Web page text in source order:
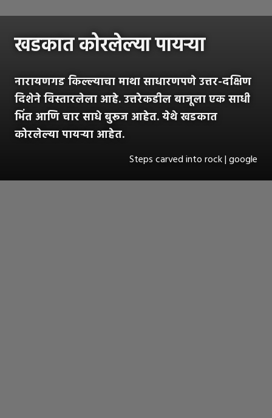
खडकात कोरलेल्या पायऱ्या
नारायणगड किल्ल्याचा माथा साधारणपणे उत्तर-दक्षिण
दिशेने विस्तारलेला आहे. उत्तरेकडील बाजूला एक साधी
भिंत आणि चार साधे बुरूज आहेत. येथे खडकात
कोरलेल्या पायऱ्या आहेत.
Steps carved into rock | google